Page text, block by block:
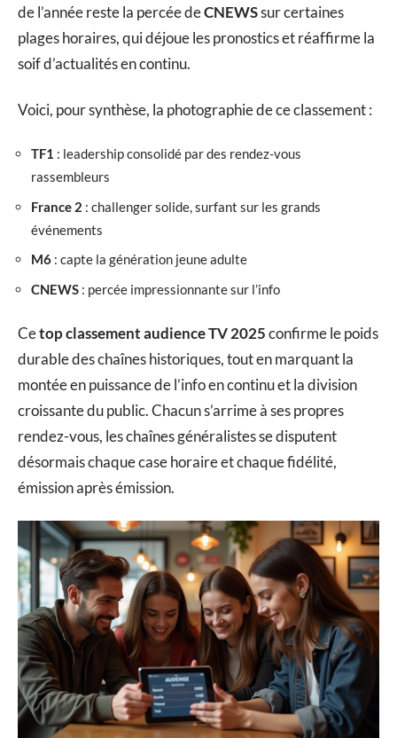
de l’année reste la percée deCNEWSsur certaines
plages horaires, qui déjoue les pronostics et réaffirme la
soif d’actualités en continu.
Voici, pour synthèse, la photographie de ce classement :
TF1 : leadership consolidé par des rendez-vous
rassembleurs
France 2 : challenger solide, surfant sur les grands
événements
M6 : capte la génération jeune adulte
CNEWS : percée impressionnante sur l’info
Cetop classement audience TV 2025confirme le poids
durable des chaînes historiques, tout en marquant la
montée en puissance de l’info en continu et la division
croissante du public. Chacun s’arrime à ses propres
rendez-vous, les chaînes généralistes se disputent
désormais chaque case horaire et chaque fidélité,
émission après émission.